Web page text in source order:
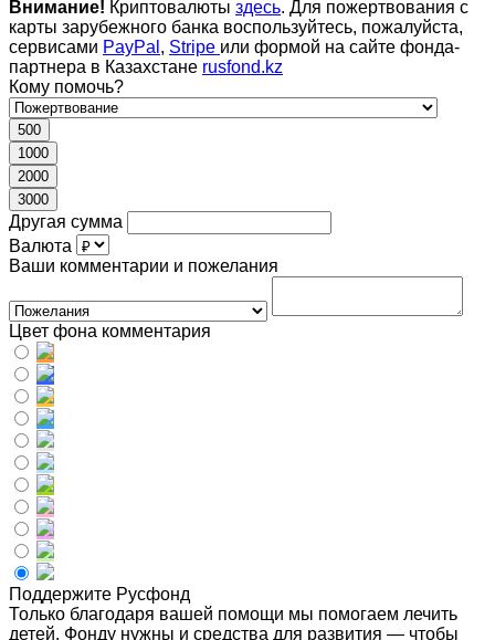
Внимание! Криптовалюты здесь. Для пожертвования с
карты зарубежного банка воспользуйтесь, пожалуйста,
сервисами PayPal , Stripe или формой на сайте фонда-
партнера в Казахстане rusfond.kz
Кому помочь?
500
1000
2000
3000
Другая сумма
Валюта
Ваши комментарии и пожелания
Цвет фона комментария
Поддержите Русфонд
Только благодаря вашей помощи мы помогаем лечить
детей. Фонду нужны и средства для развития — чтобы